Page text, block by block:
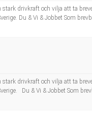
stark drivkraft och vilja att ta
Du & Vi & Jobbet Som
stark drivkraft och vilja att ta
Du & Vi & Jobbet Som